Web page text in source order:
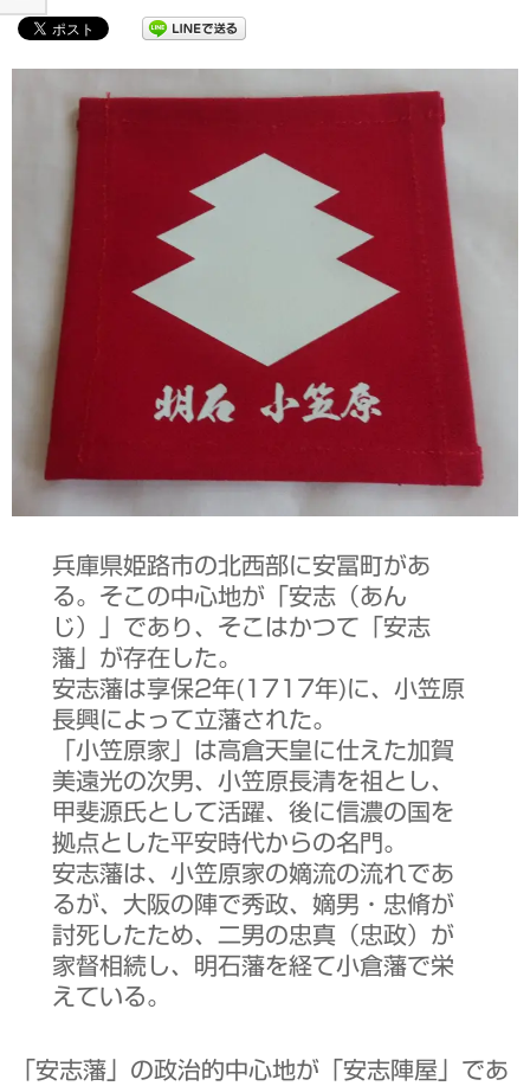
兵庫県姫路市の北西部に安冨町があ
る。そこの中心地が「安志（あん
じ）」であり、そこはかつて「安志
藩」が存在した。
安志藩は享保2年(1717年)に、小笠原
長興によって立藩された。
「小笠原家」は高倉天皇に仕えた加賀
美遠光の次男、小笠原長清を祖とし、
甲斐源氏として活躍、後に信濃の国を
拠点とした平安時代からの名門。
安志藩は、小笠原家の嫡流の流れであ
るが、大阪の陣で秀政、嫡男・忠脩が
討死したため、二男の忠真（忠政）が
家督相続し、明石藩を経て小倉藩で栄
えている。
「安志藩」の政治的中心地が「安志陣屋」であ